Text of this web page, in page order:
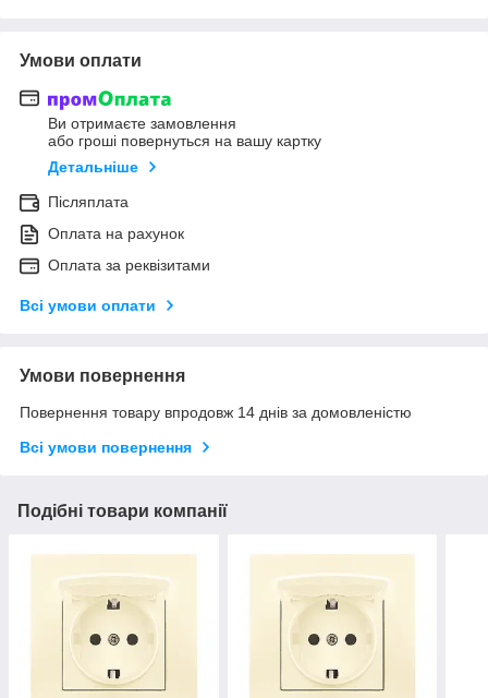
Умови оплати
Ви отримаєте замовлення
або гроші повернуться на вашу картку
Детальніше
Післяплата
Оплата на рахунок
Оплата за реквізитами
Всі умови оплати
Умови повернення
Повернення товару впродовж 14 днів за домовленістю
Всі умови повернення
Подібні товари компанії